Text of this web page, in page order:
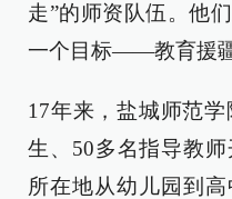
走”的师资队伍。他
一个目标——教育援疆
17年来，盐城师范
生、50多名指导教
所在地从幼儿园到